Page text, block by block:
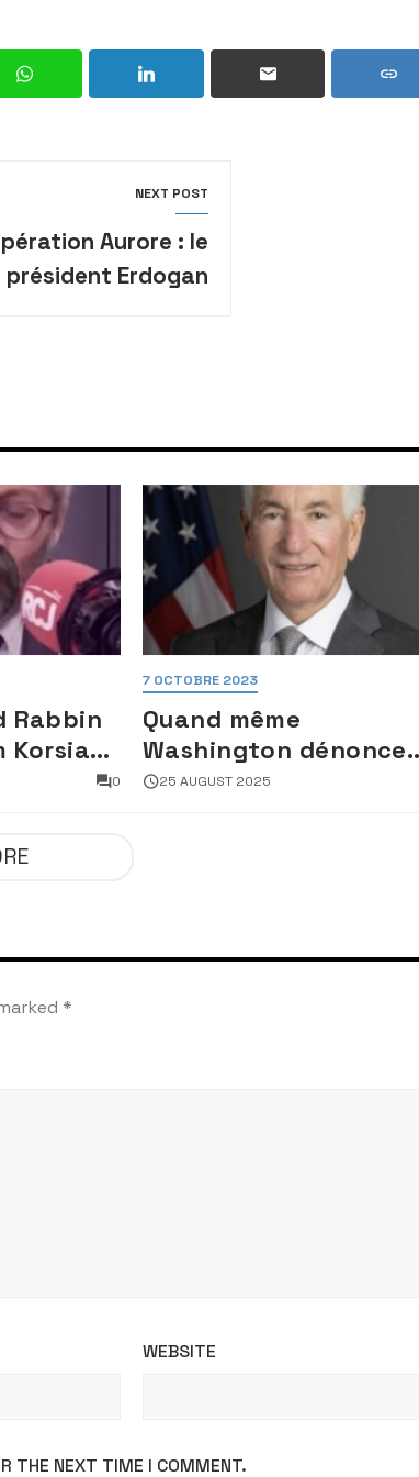
NEXT POST
Aurore : le
président Erdogan
Rabbin
Korsia
0
7 OCTOBRE 2023
Quand même
Washington dénonce
Macron :
25 AUGUST 2025
*
WEBSITE
THE NEXT TIME I COMMENT.